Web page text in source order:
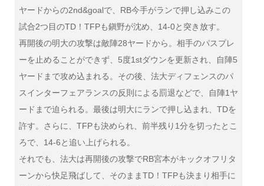
ヤードからの2nd&goalで、RB今手がランで押し込みこの
試合2つ目のTD！TFPも鎭野が沈め、14-0と突き放す。
再開後の明大の攻撃は敵陣28ヤードから。相手のパスプレ
ーを止めることができず、5度1stダウンを更新され、自陣5
ヤードまで攻め込まれる。その後、法大ディフェンスのパ
スインターフェアランスの反則による罰退などで、自陣1ヤ
ードまで迫られる。最後は明大にランで押し込まれ、TDを
許す。さらに、TFPも決められ、前半残り1分を切ったとこ
ろで、14-6と追い上げられる。
それでも、法大は再開後の攻撃でRB宮本がキックオフリタ
ーンから快足飛ばして、そのままTD！TFPも決まり相手に